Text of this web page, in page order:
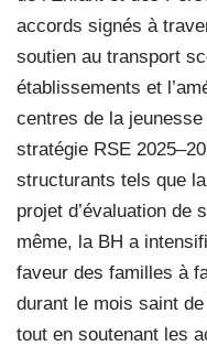
accords signés à
soutien au transport
établissements et
centres de la
stratégie RSE
structurants tels que
projet d’évaluation de
même, la BH a
faveur des familles à
durant le mois saint
tout en soutenant les